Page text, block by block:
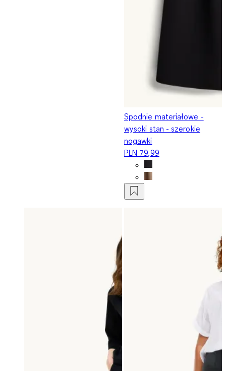
Spodnie materiałowe -
wysoki stan - szerokie
nogawki
PLN 79,99